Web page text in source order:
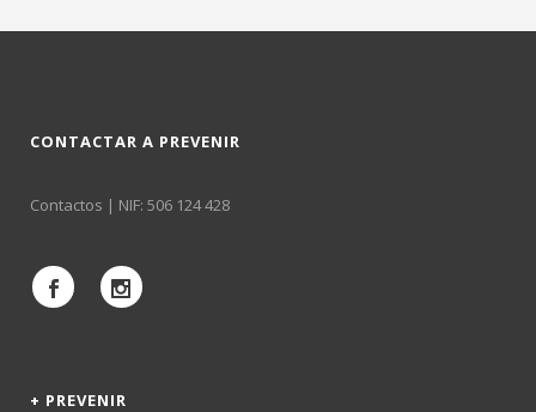
CONTACTAR A PREVENIR
Contactos | NIF: 506 124 428
+ PREVENIR